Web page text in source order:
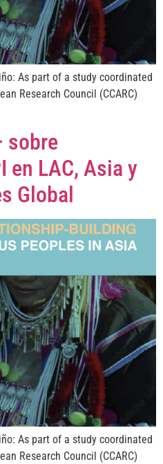
As part of a study coordinated
Research Council (CCARC)
sobre
en LAC, Asia y
Global
As part of a study coordinated
Research Council (CCARC)